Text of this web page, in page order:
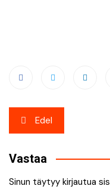
Artikkelien
selaus
Edel
Vastaa
Sinun täytyy kirjautua